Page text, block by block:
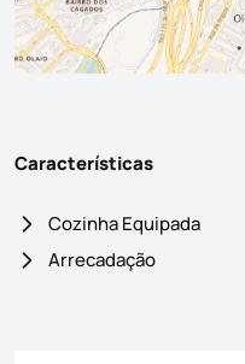
Características
Cozinha Equipada
Arrecadação